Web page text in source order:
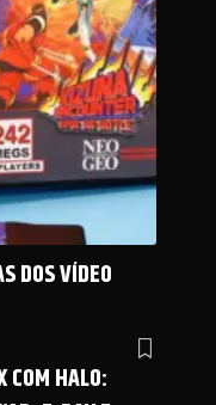
DOS VÍDEO
COM HALO: